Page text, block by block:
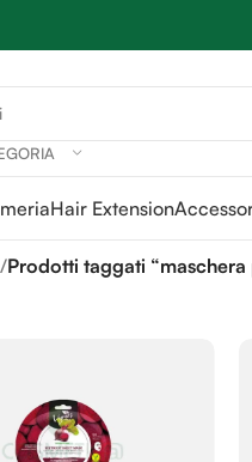
Hair Extension
/Prodotti taggati